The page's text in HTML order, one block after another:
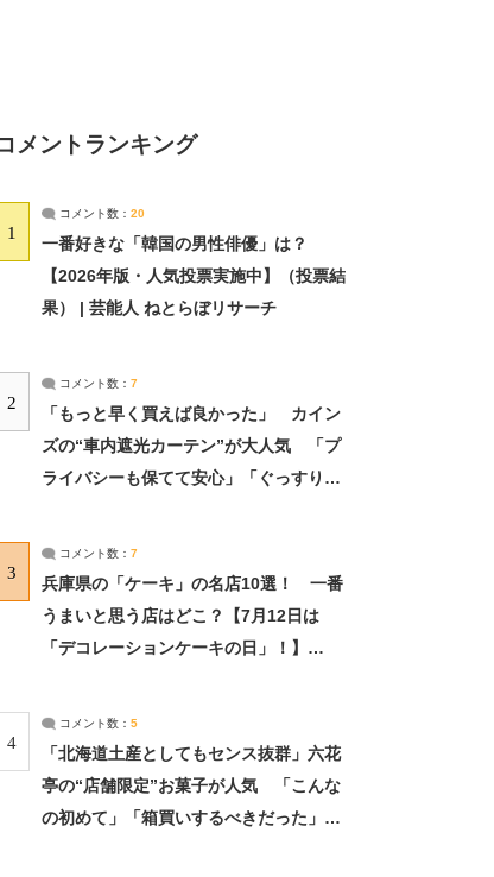
メントランキング
1
コメント数： 20
一番好きな「韓国の男性俳優」は？
【2026年版・人気投票実施中】（投票結
果） | 芸能人 ねとらぼリサーチ
2
コメント数： 7
「もっと早く買えば良かった」 カイン
ズの“車内遮光カーテン”が大人気 「プ
ライバシーも保てて安心」「ぐっすり眠
3
コメント数： 7
兵庫県の「ケーキ」の名店10選！ 一番
うまいと思う店はどこ？【7月12日は
「デコレーションケーキの日」！】
4
コメント数： 5
「北海道土産としてもセンス抜群」六花
亭の“店舗限定”お菓子が人気 「こんな
の初めて」「箱買いするべきだった」